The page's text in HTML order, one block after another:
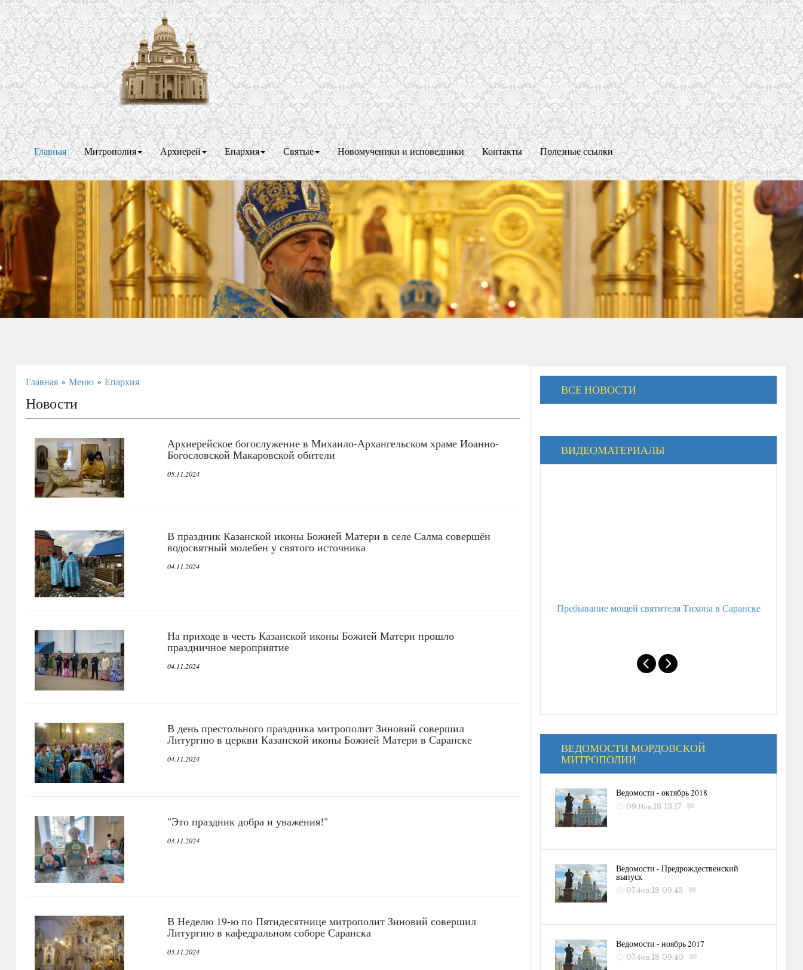
Главная Митрополия Архиерей Епархия Святые Новомученики и исповедники Контакты Полезные ссылки
Главная » Меню » Епархия
Новости
Архиерейское богослужение в Михаило-Архангельском храме Иоанно-
Богословской Макаровской обители
05.11.2024
В праздник Казанской иконы Божией Матери в селе Салма совершён
водосвятный молебен у святого источника
04.11.2024
На приходе в честь Казанской иконы Божией Матери прошло
праздничное мероприятие
04.11.2024
В день престольного праздника митрополит Зиновий совершил
Литургию в церкви Казанской иконы Божией Матери в Саранске
04.11.2024
"Это праздник добра и уважения!"
03.11.2024
В Неделю 19-ю по Пятидесятнице митрополит Зиновий совершил
Литургию в кафедральном соборе Саранска
03.11.2024
ВСЕ НОВОСТИ
ВИДЕОМАТЕРИАЛЫ
Пребывание мощей святителя Тихона в Саранске
ВЕДОМОСТИ МОРДОВСКОЙ
МИТРОПОЛИИ
Ведомости - октябрь 2018
09.Ноя.18 13:17
Ведомости - Предрождественский
выпуск
07.Фев.18 09:43
Ведомости - ноябрь 2017
07.Фев.18 09:40